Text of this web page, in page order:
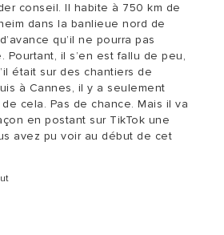
conseil. Il habite à 750 km de
dans la banlieue nord de
qu’il ne pourra pas
Pourtant, il s’en est fallu de peu,
était sur des chantiers de
à Cannes, il y a seulement
cela. Pas de chance. Mais il va
en postant sur TikTok une
avez pu voir au début de cet